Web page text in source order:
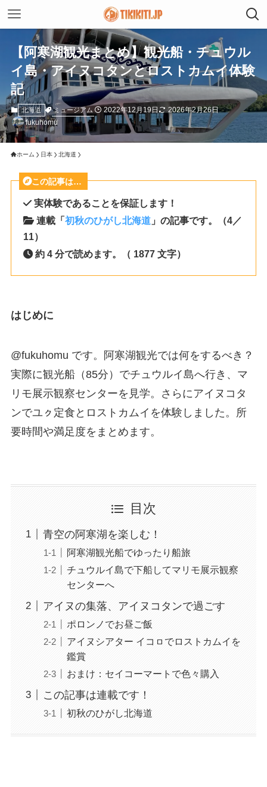
【阿寒湖観光まとめ】観光船・チュウル
イ島・アイヌコタンとロストカムイ体験
記
北海道 ミュージアム 2022年12月19日
2026年2月26日
fukuhomu
ホーム 日本 北海道
この記事は…
実体験であることを保証します！
連載「初秋のひがし北海道 」の記事です。（4／
11）
約 4 分で読めます。（ 1877 文字）
はじめに
@fukuhomu です。阿寒湖観光では何をするべき？
実際に観光船（85分）でチュウルイ島へ行き、マ
リモ展示観察センターを見学。さらにアイヌコタ
ンでユㇰ定食とロストカムイを体験しました。所
要時間や満足度をまとめます。
目次
青空の阿寒湖を楽しむ！
阿寒湖観光船でゆったり船旅
チュウルイ島で下船してマリモ展示観察
センターへ
アイヌの集落、アイヌコタンで過ごす
ポロンノでお昼ご飯
アイヌシアター イコㇿでロストカムイを
鑑賞
おまけ：セイコーマートで色々購入
この記事は連載です！
初秋のひがし北海道